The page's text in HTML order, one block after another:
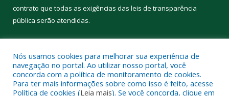
contrato que todas as exigências das leis de transparência
pública serão atendidas.
Nós usamos cookies para melhorar sua experiência de
navegação no portal. Ao utilizar nosso portal, você
concorda com a política de monitoramento de cookies.
Para ter mais informações sobre como isso é feito, acesse
Política de cookies (Leia mais). Se você concorda, clique em